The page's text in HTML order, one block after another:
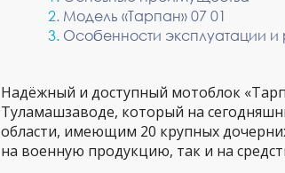
Модель «Тарпан» 07 01
Особенности эксплуатации и
Надёжный и доступный мотоблок
Туламашзаводе, который на
области, имеющим 20 крупных
на военную продукцию, так и на